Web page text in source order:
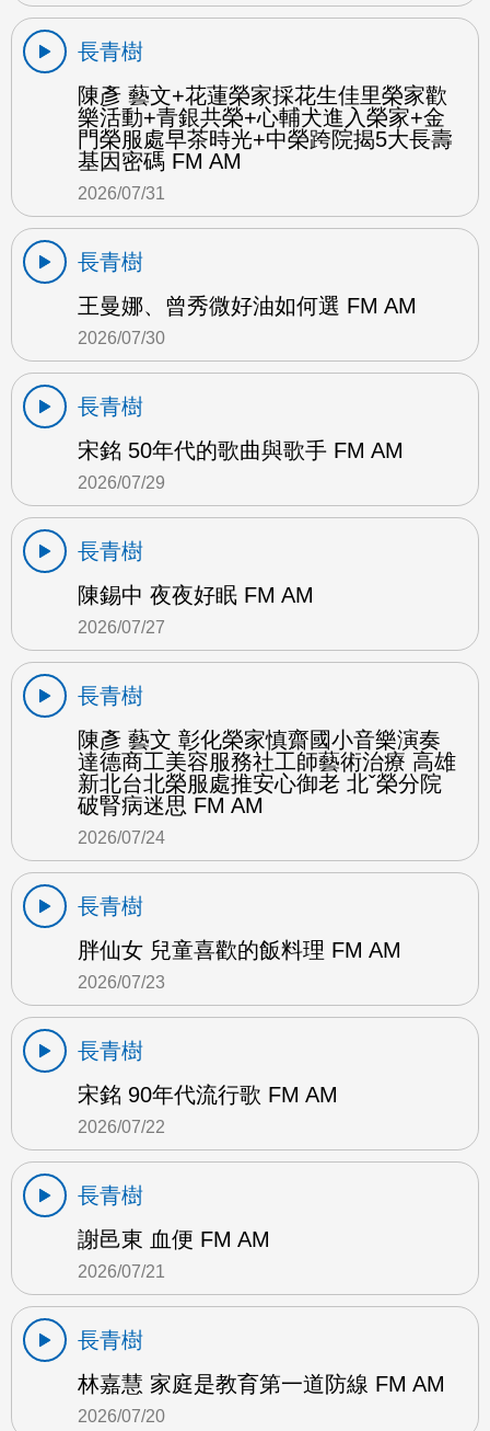
長青樹
陳彥 藝文+花蓮榮家採花生佳里榮家歡
樂活動+青銀共榮+心輔犬進入榮家+金
門榮服處早茶時光+中榮跨院揭5大長壽
基因密碼 FM AM
2026/07/31
長青樹
王曼娜、曾秀微好油如何選 FM AM
2026/07/30
長青樹
宋銘 50年代的歌曲與歌手 FM AM
2026/07/29
長青樹
陳錫中 夜夜好眠 FM AM
2026/07/27
長青樹
陳彥 藝文 彰化榮家慎齋國小音樂演奏
達德商工美容服務社工師藝術治療 高雄
新北台北榮服處推安心御老 北ˇ榮分院
破腎病迷思 FM AM
2026/07/24
長青樹
胖仙女 兒童喜歡的飯料理 FM AM
2026/07/23
長青樹
宋銘 90年代流行歌 FM AM
2026/07/22
長青樹
謝邑東 血便 FM AM
2026/07/21
長青樹
林嘉慧 家庭是教育第一道防線 FM AM
2026/07/20